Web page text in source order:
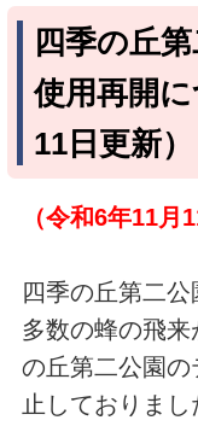
四季の丘
使用再開
11日更新）
（令和6年11月
四季の丘第二
多数の蜂の飛
の丘第二公園
止しておりまし